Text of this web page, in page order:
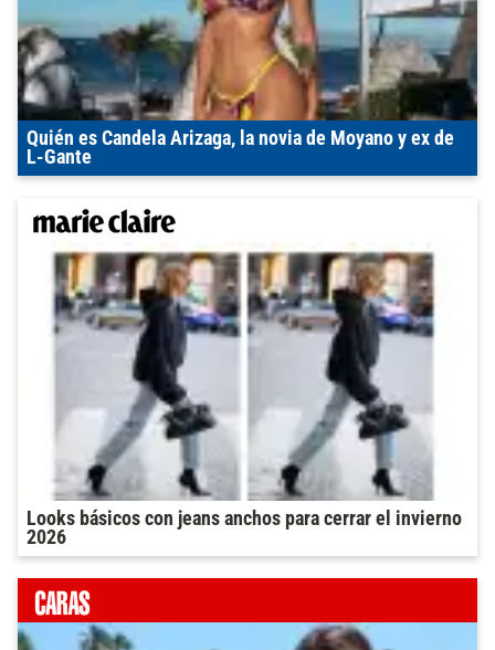
Quién es Candela Arizaga, la novia de Moyano y ex de
L-Gante
Looks básicos con jeans anchos para cerrar el invierno
2026